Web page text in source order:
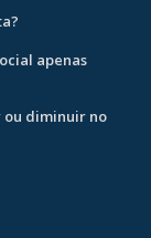
apenas
ou diminuir no